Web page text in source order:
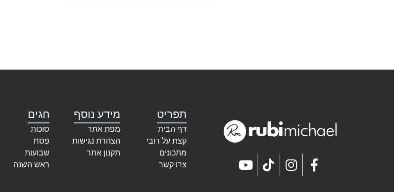
תפריט
דף הבית
קצת על רובי
מתכונים
צרו קשר
מידע נוסף
מפת אתר
הצהרת נגישות
תקנון אתר
חגים
סוכות
פסח
שבועות
ראש השנה